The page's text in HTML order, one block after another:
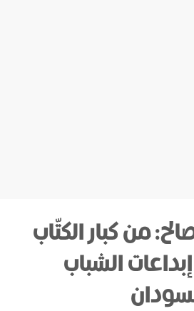
من كبار الكتّاب
الشباب